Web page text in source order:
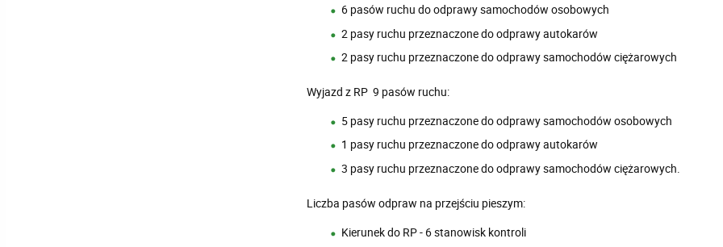
6 pasów ruchu do odprawy samochodów osobowych
2 pasy ruchu przeznaczone do odprawy autokarów
2 pasy ruchu przeznaczone do odprawy samochodów ciężarowych
Wyjazd z RP  9 pasów ruchu:
5 pasy ruchu przeznaczone do odprawy samochodów osobowych
1 pasy ruchu przeznaczone do odprawy autokarów
3 pasy ruchu przeznaczone do odprawy samochodów ciężarowych.
Liczba pasów odpraw na przejściu pieszym:
Kierunek do RP - 6 stanowisk kontroli